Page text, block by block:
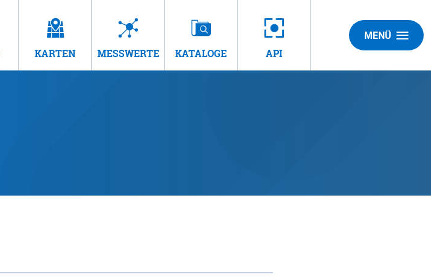
KARTEN MESSWERTE KATALOGE API
MENÜ